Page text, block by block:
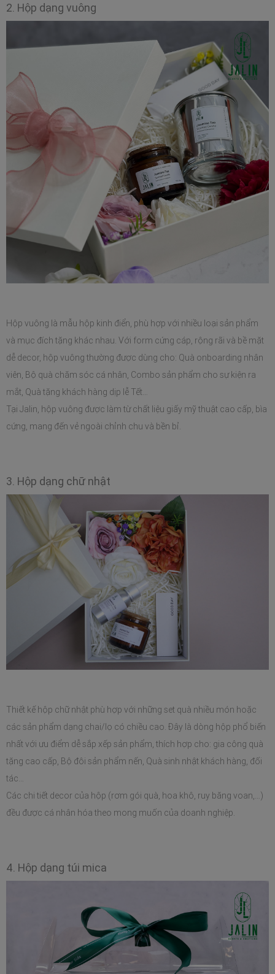
2. Hộp dạng vuông
Hộp vuông là mẫu hộp kinh điển, phù hợp với nhiều loại sản phẩm
và mục đích tặng khác nhau. Với form cứng cáp, rộng rãi và bề mặt
dễ decor, hộp vuông thường được dùng cho: Quà onboarding nhân
viên, Bộ quà chăm sóc cá nhân, Combo sản phẩm cho sự kiện ra
mắt, Quà tặng khách hàng dịp lễ Tết…
Tại Jalin, hộp vuông được làm từ chất liệu giấy mỹ thuật cao cấp, bìa
cứng, mang đến vẻ ngoài chỉnh chu và bền bỉ.
3. Hộp dạng chữ nhật
Thiết kế hộp chữ nhật phù hợp với những set quà nhiều món hoặc
các sản phẩm dạng chai/lọ có chiều cao. Đây là dòng hộp phổ biến
nhất với ưu điểm dễ sắp xếp sản phẩm, thích hợp cho: gia công quà
tặng cao cấp, Bộ đôi sản phẩm nến, Quà sinh nhật khách hàng, đối
tác…
Các chi tiết decor của hộp (rơm gói quà, hoa khô, ruy băng voan,…)
đều được cá nhân hóa theo mong muốn của doanh nghiệp.
4. Hộp dạng túi mica